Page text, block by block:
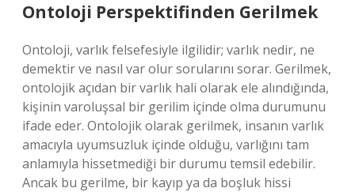
Ontoloji Perspektifinden Gerilmek
Ontoloji, varlık felsefesiyle ilgilidir; varlık nedir, ne
demektir ve nasıl var olur sorularını sorar. Gerilmek,
ontolojik açıdan bir varlık hali olarak ele alındığında,
kişinin varoluşsal bir gerilim içinde olma durumunu
ifade eder. Ontolojik olarak gerilmek, insanın varlık
amacıyla uyumsuzluk içinde olduğu, varlığını tam
anlamıyla hissetmediği bir durumu temsil edebilir.
Ancak bu gerilme, bir kayıp ya da boşluk hissi